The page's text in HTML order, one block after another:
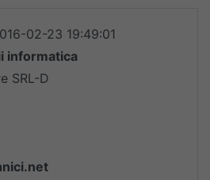
02-23 19:49:01
informatica
SRL-D